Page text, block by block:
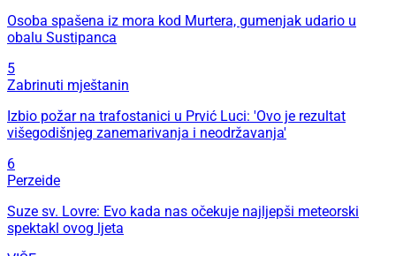
Osoba spašena iz mora kod Murtera, gumenjak udario u
obalu Sustipanca
5
Zabrinuti mještanin
Izbio požar na trafostanici u Prvić Luci: 'Ovo je rezultat
višegodišnjeg zanemarivanja i neodržavanja'
6
Perzeide
Suze sv. Lovre: Evo kada nas očekuje najljepši meteorski
spektakl ovog ljeta